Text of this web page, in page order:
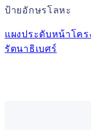
ป้ายอักษรโลหะ
แผงประดับหน้าโค
รัตนาธิเบศร์